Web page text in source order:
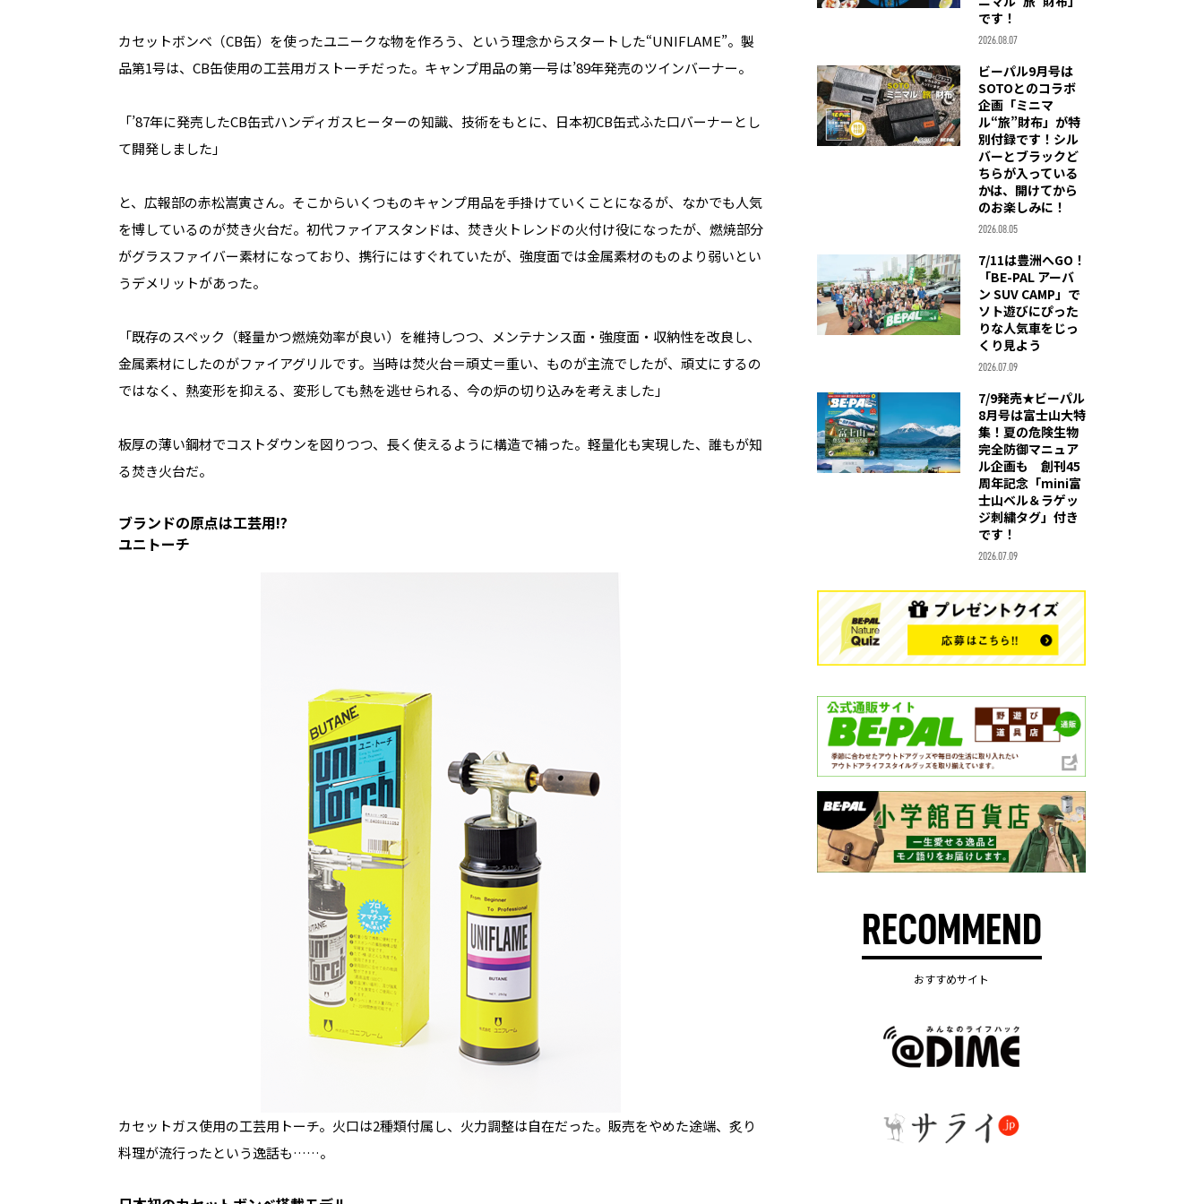
カセットボンベ（CB缶）を使ったユニークな物を作ろう、という理念からスタートした“UNIFLAME”。製
品第1号は、CB缶使用の工芸用ガストーチだった。キャンプ用品の第一号は’89年発売のツインバーナー。
「’87年に発売したCB缶式ハンディガスヒーターの知識、技術をもとに、日本初CB缶式ふた口バーナーとし
て開発しました」
と、広報部の赤松嵩寅さん。そこからいくつものキャンプ用品を手掛けていくことになるが、なかでも人気
を博しているのが焚き火台だ。初代ファイアスタンドは、焚き火トレンドの火付け役になったが、燃焼部分
がグラスファイバー素材になっており、携行にはすぐれていたが、強度面では金属素材のものより弱いとい
うデメリットがあった。
「既存のスペック（軽量かつ燃焼効率が良い）を維持しつつ、メンテナンス面・強度面・収納性を改良し、
金属素材にしたのがファイアグリルです。当時は焚火台＝頑丈＝重い、ものが主流でしたが、頑丈にするの
ではなく、熱変形を抑える、変形しても熱を逃せられる、今の炉の切り込みを考えました」
板厚の薄い鋼材でコストダウンを図りつつ、長く使えるように構造で補った。軽量化も実現した、誰もが知
る焚き火台だ。
ブランドの原点は工芸用!?
ユニトーチ
カセットガス使用の工芸用トーチ。火口は2種類付属し、火力調整は自在だった。販売をやめた途端、炙り
料理が流行ったという逸話も……。
です！
2026.08.07
ビーパル9月号は
SOTOとのコラボ
企画「ミニマ
ル“旅”財布」が特
別付録です！シル
バーとブラックど
ちらが入っている
かは、開けてから
のお楽しみに！
2026.08.05
7/11は豊洲へGO！
「BE-PAL アーバ
ン SUV CAMP」で
ソト遊びにぴった
りな人気車をじっ
くり見よう
2026.07.09
7/9発売★ビーパル
8月号は富士山大特
集！夏の危険生物
完全防御マニュア
ル企画も 創刊45
周年記念「mini富
士山ベル＆ラゲッ
ジ刺繍タグ」付き
です！
2026.07.09
RECOMMEND
おすすめサイト